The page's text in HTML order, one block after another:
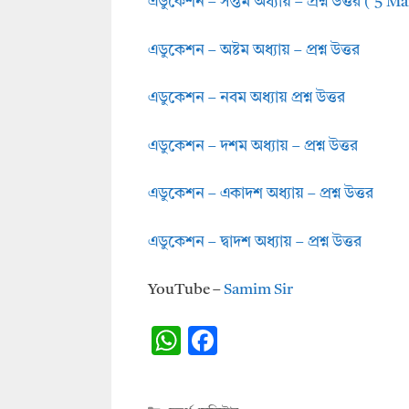
এডুকেশন – অষ্টম অধ্যায় – প্রশ্ন উত্তর
এডুকেশন – নবম অধ্যায় প্রশ্ন উত্তর
এডুকেশন – দশম অধ্যায় – প্রশ্ন উত্তর
এডুকেশন – একাদশ অধ্যায় – প্রশ্ন উত্তর
এডুকেশন – দ্বাদশ অধ্যায় – প্রশ্ন উত্তর
YouTube –Samim Sir
W
at
e